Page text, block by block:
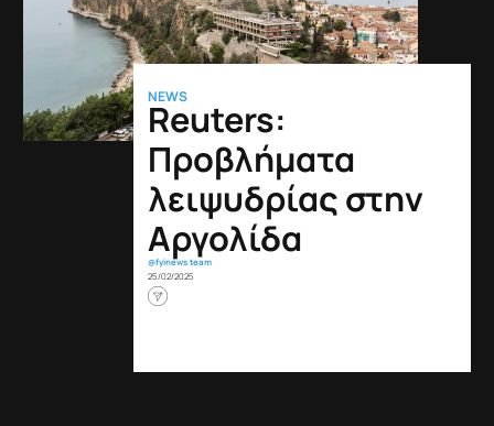
NEWS
Reuters:
Προβλήματα
λειψυδρίας στην
Αργολίδα
@fyinews team
25/02/2025